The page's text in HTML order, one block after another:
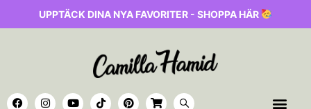
UPPTÄCK DINA NYA FAVORITER - SHOPPA HÄR